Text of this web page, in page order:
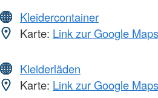
Kleidercontainer
Karte: Link zur Google
Kleiderläden
Karte: Link zur Google